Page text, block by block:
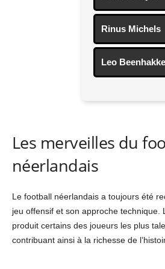
Rinus Michels
Leo
Les merveilles du
néerlandais
Le football néerlandais a toujours été
jeu offensif et son approche technique.
produit certains des joueurs les plus
contribuant ainsi à la richesse de